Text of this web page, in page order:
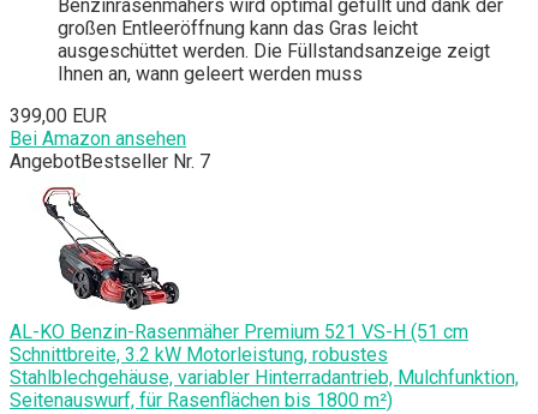
Benzinrasenmähers wird optimal gefüllt und dank der
großen Entleeröffnung kann das Gras leicht
ausgeschüttet werden. Die Füllstandsanzeige zeigt
Ihnen an, wann geleert werden muss
399,00 EUR
Bei Amazon ansehen
AngebotBestseller Nr. 7
AL-KO Benzin-Rasenmäher Premium 521 VS-H (51 cm
Schnittbreite, 3.2 kW Motorleistung, robustes
Stahlblechgehäuse, variabler Hinterradantrieb, Mulchfunktion,
Seitenauswurf, für Rasenflächen bis 1800 m²)